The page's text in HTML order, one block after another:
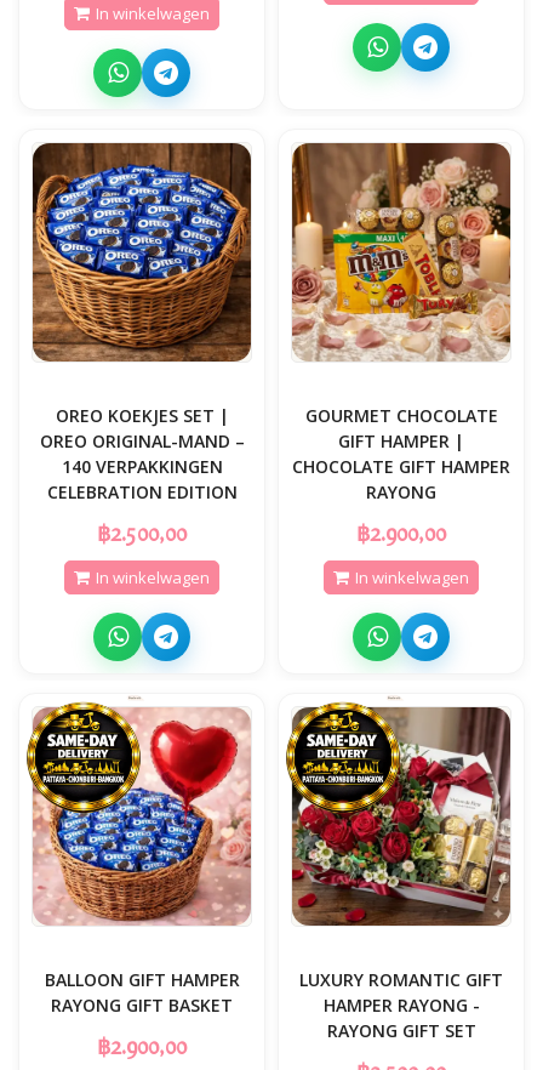
In winkelwagen
OREO KOEKJES SET |
OREO ORIGINAL-MAND –
140 VERPAKKINGEN
CELEBRATION EDITION
฿2.500,00
In winkelwagen
GOURMET CHOCOLATE
GIFT HAMPER |
CHOCOLATE GIFT HAMPER
RAYONG
฿2.900,00
In winkelwagen
BALLOON GIFT HAMPER
RAYONG GIFT BASKET
฿2.900,00
LUXURY ROMANTIC GIFT
HAMPER RAYONG -
RAYONG GIFT SET